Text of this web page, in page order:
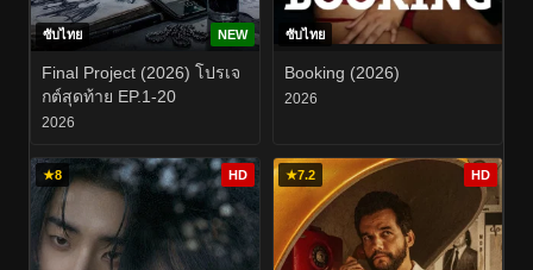
ซับไทย NEW
Final Project (2026) โปรเจ
กต์สุดท้าย EP.1-20
2026
ซับไทย
Booking (2026)
2026
★8 HD ★7.2 HD